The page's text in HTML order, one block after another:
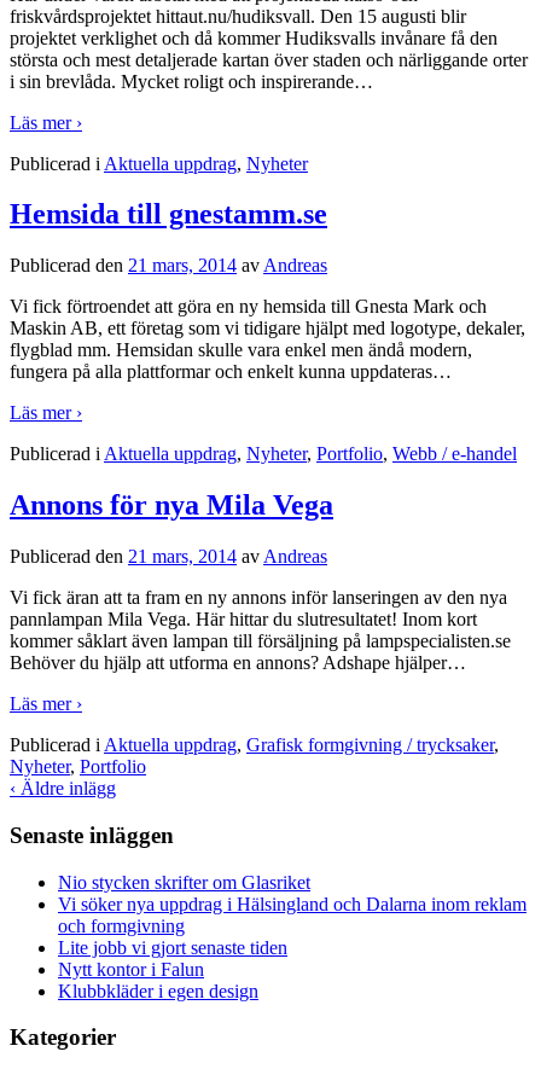
friskvårdsprojektet hittaut.nu/hudiksvall. Den 15 augusti blir
projektet verklighet och då kommer Hudiksvalls invånare få den
största och mest detaljerade kartan över staden och närliggande orter
i sin brevlåda. Mycket roligt och inspirerande…
Läs mer ›
Publicerad i Aktuella uppdrag, Nyheter
Hemsida till gnestamm.se
Publicerad den 21 mars, 2014 av Andreas
Vi fick förtroendet att göra en ny hemsida till Gnesta Mark och
Maskin AB, ett företag som vi tidigare hjälpt med logotype, dekaler,
flygblad mm. Hemsidan skulle vara enkel men ändå modern,
fungera på alla plattformar och enkelt kunna uppdateras…
Läs mer ›
Publicerad i Aktuella uppdrag, Nyheter, Portfolio, Webb / e-handel
Annons för nya Mila Vega
Publicerad den 21 mars, 2014 av Andreas
Vi fick äran att ta fram en ny annons inför lanseringen av den nya
pannlampan Mila Vega. Här hittar du slutresultatet! Inom kort
kommer såklart även lampan till försäljning på lampspecialisten.se
Behöver du hjälp att utforma en annons? Adshape hjälper…
Läs mer ›
Publicerad i Aktuella uppdrag, Grafisk formgivning / trycksaker,
Nyheter, Portfolio
‹ Äldre inlägg
Senaste inläggen
Nio stycken skrifter om Glasriket
Vi söker nya uppdrag i Hälsingland och Dalarna inom reklam
och formgivning
Lite jobb vi gjort senaste tiden
Nytt kontor i Falun
Klubbkläder i egen design
Kategorier